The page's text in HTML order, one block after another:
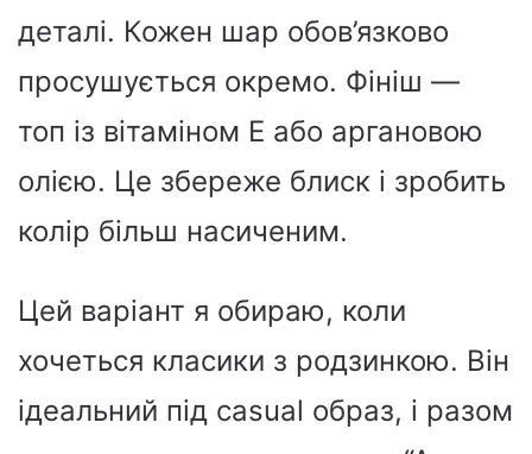
деталі. Кожен шар обов’язково
просушується окремо. Фініш —
топ із вітаміном E або аргановою
олією. Це збереже блиск і зробить
колір більш насиченим.
Цей варіант я обираю, коли
хочеться класики з родзинкою. Він
ідеальний під casual образ, і разом